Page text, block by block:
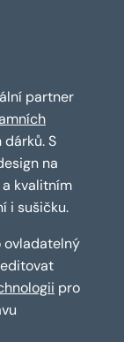
partner
S
na
kvalitním
i sušičku.
ovladatelný
pro